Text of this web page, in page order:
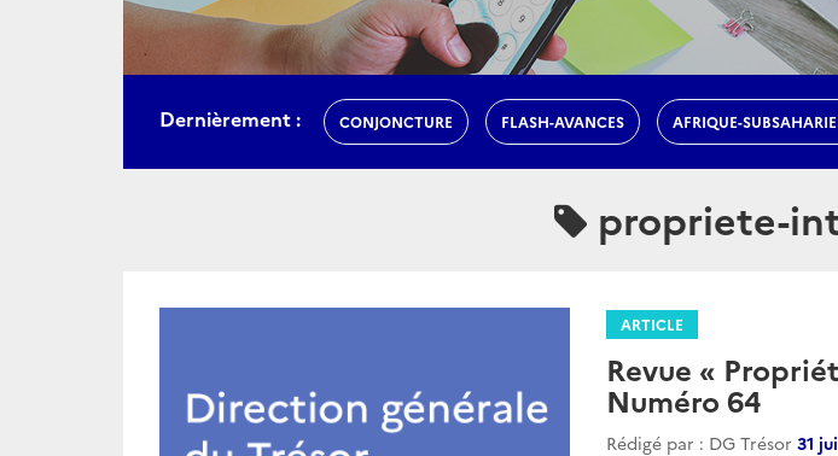
Dernièrement : CONJONCTURE FLASH-AVANCES AFRIQUE-
propriete-
ARTICLE
Revue «
Numéro 64
Rédigé par : DG Trésor 31